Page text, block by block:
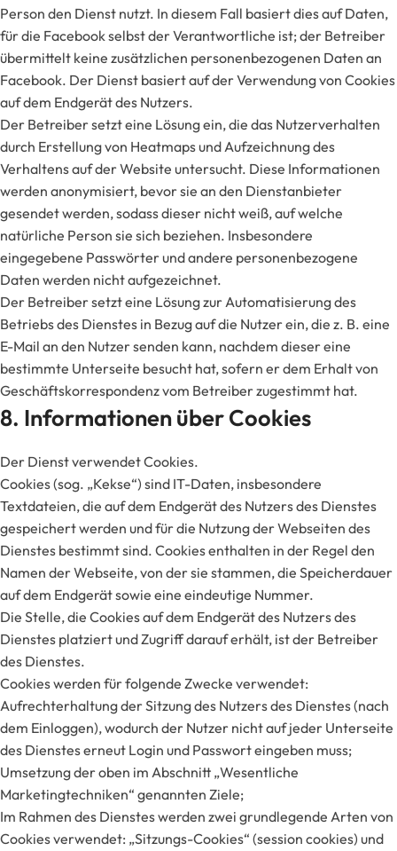
Person den Dienst nutzt. In diesem Fall basiert dies auf Daten,
für die Facebook selbst der Verantwortliche ist; der Betreiber
übermittelt keine zusätzlichen personenbezogenen Daten an
Facebook. Der Dienst basiert auf der Verwendung von Cookies
auf dem Endgerät des Nutzers.
Der Betreiber setzt eine Lösung ein, die das Nutzerverhalten
durch Erstellung von Heatmaps und Aufzeichnung des
Verhaltens auf der Website untersucht. Diese Informationen
werden anonymisiert, bevor sie an den Dienstanbieter
gesendet werden, sodass dieser nicht weiß, auf welche
natürliche Person sie sich beziehen. Insbesondere
eingegebene Passwörter und andere personenbezogene
Daten werden nicht aufgezeichnet.
Der Betreiber setzt eine Lösung zur Automatisierung des
Betriebs des Dienstes in Bezug auf die Nutzer ein, die z. B. eine
E-Mail an den Nutzer senden kann, nachdem dieser eine
bestimmte Unterseite besucht hat, sofern er dem Erhalt von
Geschäftskorrespondenz vom Betreiber zugestimmt hat.
8. Informationen über Cookies
Der Dienst verwendet Cookies.
Cookies (sog. „Kekse“) sind IT-Daten, insbesondere
Textdateien, die auf dem Endgerät des Nutzers des Dienstes
gespeichert werden und für die Nutzung der Webseiten des
Dienstes bestimmt sind. Cookies enthalten in der Regel den
Namen der Webseite, von der sie stammen, die Speicherdauer
auf dem Endgerät sowie eine eindeutige Nummer.
Die Stelle, die Cookies auf dem Endgerät des Nutzers des
Dienstes platziert und Zugriff darauf erhält, ist der Betreiber
des Dienstes.
Cookies werden für folgende Zwecke verwendet:
Aufrechterhaltung der Sitzung des Nutzers des Dienstes (nach
dem Einloggen), wodurch der Nutzer nicht auf jeder Unterseite
des Dienstes erneut Login und Passwort eingeben muss;
Umsetzung der oben im Abschnitt „Wesentliche
Marketingtechniken“ genannten Ziele;
Im Rahmen des Dienstes werden zwei grundlegende Arten von
Cookies verwendet: „Sitzungs-Cookies“ (session cookies) und